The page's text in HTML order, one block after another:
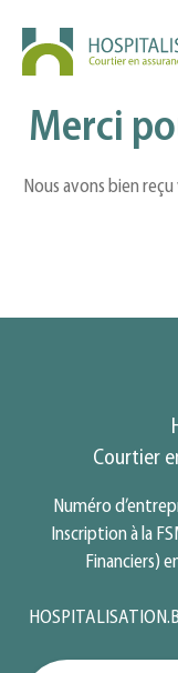
Merci
Nous avons bien
Courtier
Numéro
Inscription à la
Financiers)